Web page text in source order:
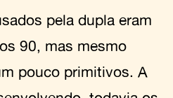
pela dupla eram
90, mas mesmo
pouco primitivos. A